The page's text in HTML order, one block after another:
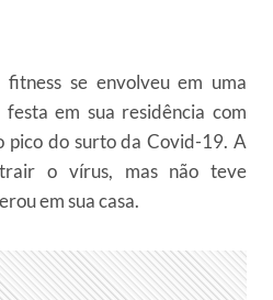
fitness se envolveu em uma
em sua residência com
pico do surto da Covid-19. A
o vírus, mas não teve
em sua casa.